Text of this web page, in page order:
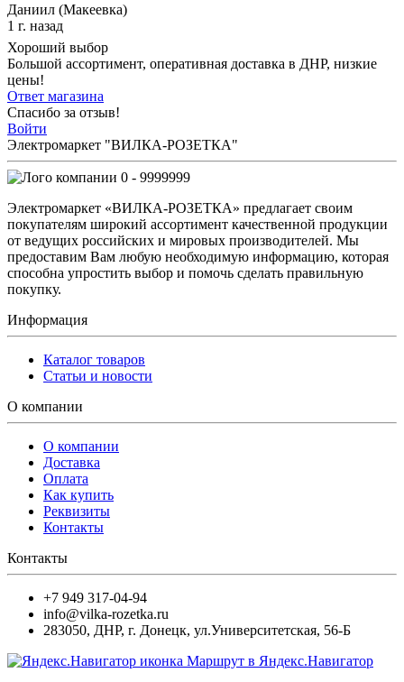
Даниил (Макеевка)
1 г. назад
Хороший выбор
Большой ассортимент, оперативная доставка в ДНР, низкие
цены!
Ответ магазина
Спасибо за отзыв!
Войти
Электромаркет "ВИЛКА-РОЗЕТКА"
0 - 9999999
Электромаркет «ВИЛКА-РОЗЕТКА» предлагает своим
покупателям широкий ассортимент качественной продукции
от ведущих российских и мировых производителей. Мы
предоставим Вам любую необходимую информацию, которая
способна упростить выбор и помочь сделать правильную
покупку.
Информация
Каталог товаров
Статьи и новости
О компании
О компании
Доставка
Оплата
Как купить
Реквизиты
Контакты
Контакты
+7 949 317-04-94
info@vilka-rozetka.ru
283050, ДНР, г. Донецк, ул.Университетская, 56-Б
Маршрут в Яндекс.Навигатор